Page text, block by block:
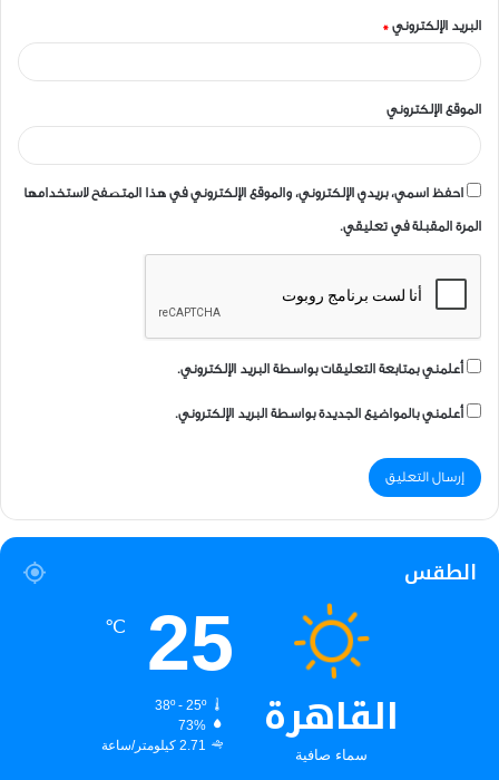
البريد الإلكتروني *
الموقع الإلكتروني
احفظ اسمي، بريدي الإلكتروني، والموقع الإلكتروني في هذا المتصفح لاستخدامها
المرة المقبلة في تعليقي.
أعلمني بمتابعة التعليقات بواسطة البريد الإلكتروني.
أعلمني بالمواضيع الجديدة بواسطة البريد الإلكتروني.
الطقس
القاهرة
سماء صافية
25
℃
38º - 25º
73%
2.71 كيلومتر/ساعة